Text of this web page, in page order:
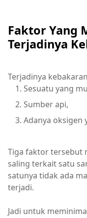
Faktor Yang
Terjadinya
Terjadinya
Sesuatu yang
Sumber api,
Adanya oksigen
Tiga faktor tersebut
saling terkait satu
satunya tidak ada
terjadi.
Jadi untuk